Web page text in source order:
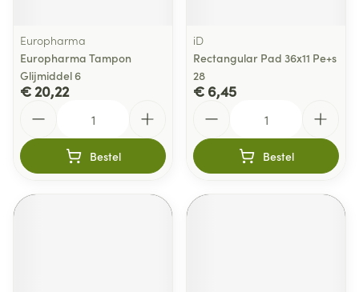
Europharma
Europharma Tampon
Glijmiddel 6
€ 20,22
Bestel
iD
Rectangular Pad 36x11 Pe+s
28
€ 6,45
Bestel